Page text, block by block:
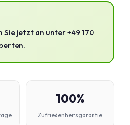
jetzt an unter +49 170
100%
Zufriedenheitsgarantie